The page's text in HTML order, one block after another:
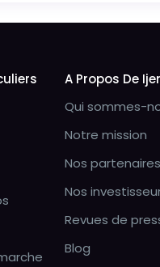
A Propos De
Qui sommes-
Notre mission
Nos partenaires
Nos
Revues de
Blog